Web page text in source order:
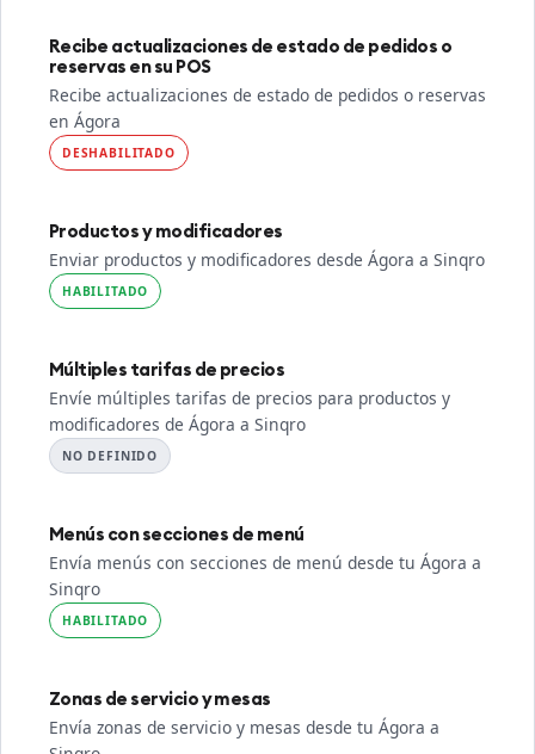
Recibe actualizaciones de estado de pedidos o
reservas en su POS
Recibe actualizaciones de estado de pedidos o reservas
en Ágora
DESHABILITADO
Productos y modificadores
Enviar productos y modificadores desde Ágora a Sinqro
HABILITADO
Múltiples tarifas de precios
Envíe múltiples tarifas de precios para productos y
modificadores de Ágora a Sinqro
NO DEFINIDO
Menús con secciones de menú
Envía menús con secciones de menú desde tu Ágora a
Sinqro
HABILITADO
Zonas de servicio y mesas
Envía zonas de servicio y mesas desde tu Ágora a